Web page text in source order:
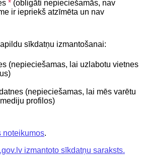
* (obligāti nepieciešamās, nav
ir iepriekš atzīmēta un nav
sīkdatņu izmantošanai:
(nepieciešamas, lai uzlabotu vietnes
(nepieciešamas, lai mēs varētu
profilos)
noteikumos.
izmantoto sīkdatņu saraksts.
"Manas pārvaldāmās
saraksts "Māju
lietas", atbilstoši esošajam
Pārvaldnieka darba
sarakstā tiek filtrēts pēc